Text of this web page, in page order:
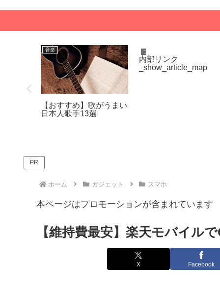
メイン
音楽
【おすすめ】歌がうまい
日本人歌手13選
ブログネタ
内部リンク
_show_article_map
PR
ホーム ガジェット スマホ
本ページはプロモーションが含まれています
【維持費最安】楽天モバイル
X Facebook